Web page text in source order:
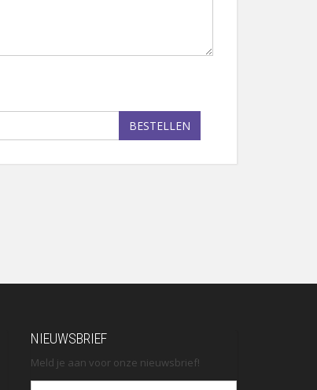
BESTELLEN
NIEUWSBRIEF
Meld je aan voor onze nieuwsbrief!